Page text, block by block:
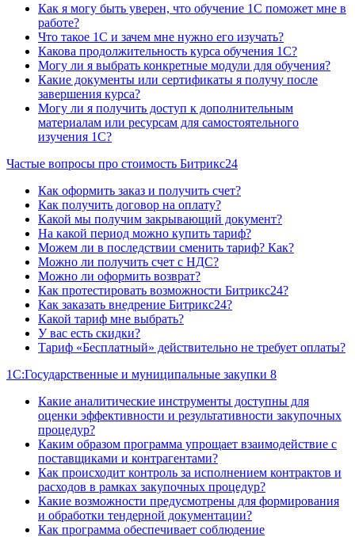
Как я могу быть уверен, что обучение 1С поможет мне в
работе?
Что такое 1С и зачем мне нужно его изучать?
Какова продолжительность курса обучения 1С?
Могу ли я выбрать конкретные модули для обучения?
Какие документы или сертификаты я получу после
завершения курса?
Могу ли я получить доступ к дополнительным
материалам или ресурсам для самостоятельного
изучения 1С?
Частые вопросы про стоимость Битрикс24
Как оформить заказ и получить счет?
Как получить договор на оплату?
Какой мы получим закрывающий документ?
На какой период можно купить тариф?
Можем ли в последствии сменить тариф? Как?
Можно ли получить счет с НДС?
Можно ли оформить возврат?
Как протестировать возможности Битрикс24?
Как заказать внедрение Битрикс24?
Какой тариф мне выбрать?
У вас есть скидки?
Тариф «Бесплатный» действительно не требует оплаты?
1С:Государственные и муниципальные закупки 8
Какие аналитические инструменты доступны для
оценки эффективности и результативности закупочных
процедур?
Каким образом программа упрощает взаимодействие с
поставщиками и контрагентами?
Как происходит контроль за исполнением контрактов и
расходов в рамках закупочных процедур?
Какие возможности предусмотрены для формирования
и обработки тендерной документации?
Как программа обеспечивает соблюдение